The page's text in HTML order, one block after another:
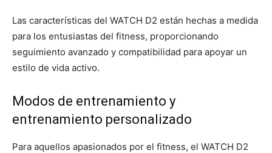
Las características del WATCH D2 están hechas a medida
para los entusiastas del fitness, proporcionando
seguimiento avanzado y compatibilidad para apoyar un
estilo de vida activo.
Modos de entrenamiento y
entrenamiento personalizado
Para aquellos apasionados por el fitness, el WATCH D2